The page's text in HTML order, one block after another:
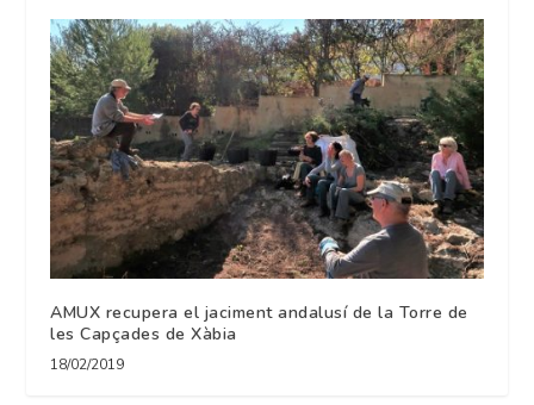
AMUX recupera el jaciment andalusí de la Torre de
les Capçades de Xàbia
18/02/2019